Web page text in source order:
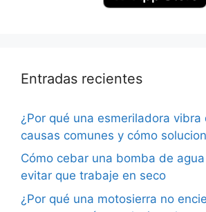
Entradas recientes
¿Por qué una esmeriladora vibra
causas comunes y cómo
Cómo cebar una bomba de
evitar que trabaje en seco
¿Por qué una motosierra no